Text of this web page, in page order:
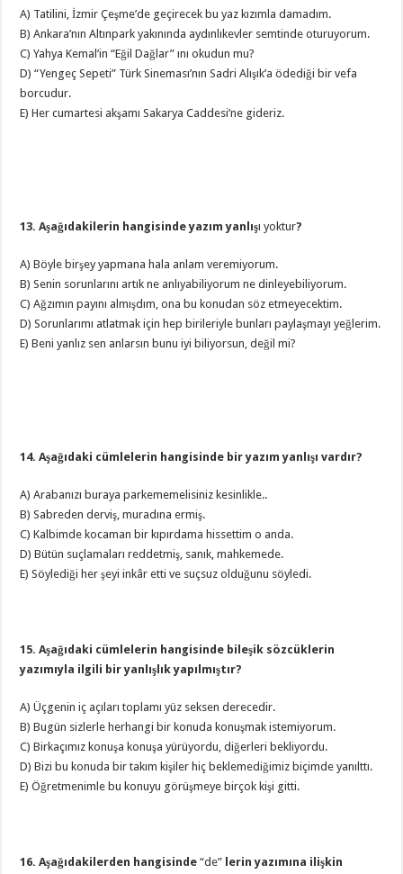
A) Tatilini, İzmir Çeşme’de geçirecek bu yaz kızımla damadım.
B) Ankara’nın Altınpark yakınında aydınlıkevler semtinde oturuyorum.
C) Yahya Kemal’in “Eğil Dağlar” ını okudun mu?
D) “Yengeç Sepeti” Türk Sineması’nın Sadri Alışık’a ödediği bir vefa
borcudur.
E) Her cumartesi akşamı Sakarya Caddesi’ne gideriz.
13. Aşağıdakilerin hangisinde yazım yanlışı yoktur?
A) Böyle birşey yapmana hala anlam veremiyorum.
B) Senin sorunlarını artık ne anlıyabiliyorum ne dinleyebiliyorum.
C) Ağzımın payını almışdım, ona bu konudan söz etmeyecektim.
D) Sorunlarımı atlatmak için hep birileriyle bunları paylaşmayı yeğlerim.
E) Beni yanlız sen anlarsın bunu iyi biliyorsun, değil mi?
14. Aşağıdaki cümlelerin hangisinde bir yazım yanlışı vardır?
A) Arabanızı buraya parkememelisiniz kesinlikle..
B) Sabreden derviş, muradına ermiş.
C) Kalbimde kocaman bir kıpırdama hissettim o anda.
D) Bütün suçlamaları reddetmiş, sanık, mahkemede.
E) Söylediği her şeyi inkâr etti ve suçsuz olduğunu söyledi.
15. Aşağıdaki cümlelerin hangisinde bileşik sözcüklerin
yazımıyla ilgili bir yanlışlık yapılmıştır?
A) Üçgenin iç açıları toplamı yüz seksen derecedir.
B) Bugün sizlerle herhangi bir konuda konuşmak istemiyorum.
C) Birkaçımız konuşa konuşa yürüyordu, diğerleri bekliyordu.
D) Bizi bu konuda bir takım kişiler hiç beklemediğimiz biçimde yanılttı.
E) Öğretmenimle bu konuyu görüşmeye birçok kişi gitti.
16. Aşağıdakilerden hangisinde “de” lerin yazımına ilişkin